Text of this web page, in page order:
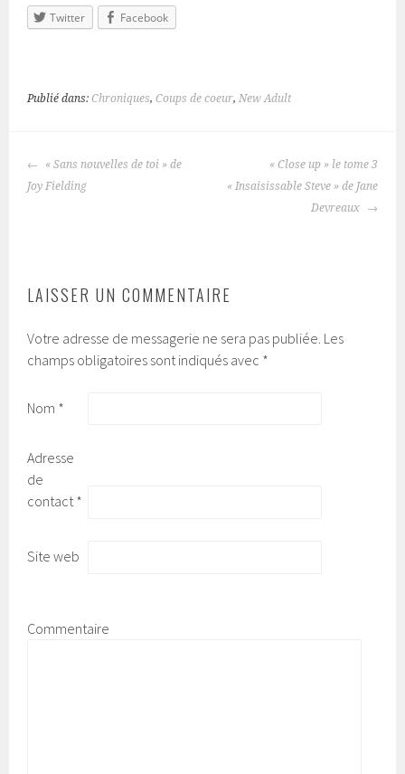
Twitter
Facebook
Publié dans:Chroniques,Coups de coeur, New Adult
NAVIGATION
« Sans nouvelles de toi » de
Joy Fielding
« Close up » le tome 3
« Insaisissable Steve » de Jane
Devreaux
LAISSER UN COMMENTAIRE
Votre adresse de messagerie ne sera pas publiée. Les
champs obligatoires sont indiqués avec *
Nom *
Adresse
de
contact*
Site web
Commentaire